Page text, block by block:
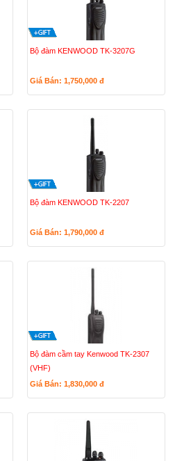
Bộ đàm KENWOOD TK-3207G
Giá Bán: 1,750,000 đ
Bộ đàm KENWOOD TK-2207
Giá Bán: 1,790,000 đ
Bộ đàm cầm tay Kenwood TK-2307
(VHF)
Giá Bán: 1,830,000 đ